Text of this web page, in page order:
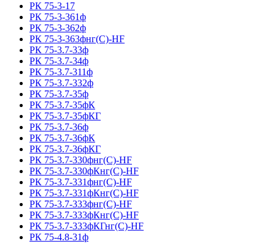
РК 75-3-17
РК 75-3-361ф
РК 75-3-362ф
РК 75-3-363фнг(С)-HF
РК 75-3.7-33ф
РК 75-3.7-34ф
РК 75-3.7-311ф
РК 75-3.7-332ф
РК 75-3.7-35ф
РК 75-3.7-35фК
РК 75-3.7-35фКГ
РК 75-3.7-36ф
РК 75-3.7-36фК
РК 75-3.7-36фКГ
РК 75-3.7-330фнг(С)-HF
РК 75-3.7-330фКнг(С)-HF
РК 75-3.7-331фнг(С)-HF
РК 75-3.7-331фКнг(С)-HF
РК 75-3.7-333фнг(С)-HF
РК 75-3.7-333фКнг(С)-HF
РК 75-3.7-333фКГнг(С)-HF
РК 75-4.8-31ф